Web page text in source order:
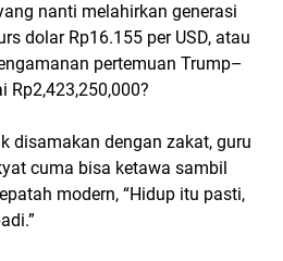
nanti melahirkan generasi
dolar Rp16.155 per USD, atau
pertemuan Trump–
Rp2,423,250,000?
disamakan dengan zakat, guru
cuma bisa ketawa sambil
modern, “Hidup itu pasti,